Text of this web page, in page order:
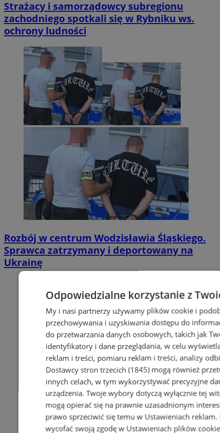
Strażacy i samorządowcy subregionu
zachodniego spotkali się w Rybniku ws.
ochrony ludności
Rozbój w centrum Wodzisławia Śląskiego.
Sprawca zatrzymany i deportowany na
Ukrainę
Odpowiedzialne korzystanie z
My i nasi partnerzy używamy plików cookie i
przechowywania i uzyskiwania dostępu do
do przetwarzania danych osobowych, takich jak
identyfikatory i dane przeglądania, w celu
reklam i treści, pomiaru reklam i treści, analizy
Dostawcy stron trzecich (1845)mogą również
innych celach, w tym wykorzystywać precyzyjne
urządzenia. Twoje wybory dotyczą wyłącznie tej
mogą opierać się na prawnie uzasadnionym
prawo sprzeciwić się temu w Ustawieniach reklam.
wycofać swoją zgodę w Ustawieniach plików cookie